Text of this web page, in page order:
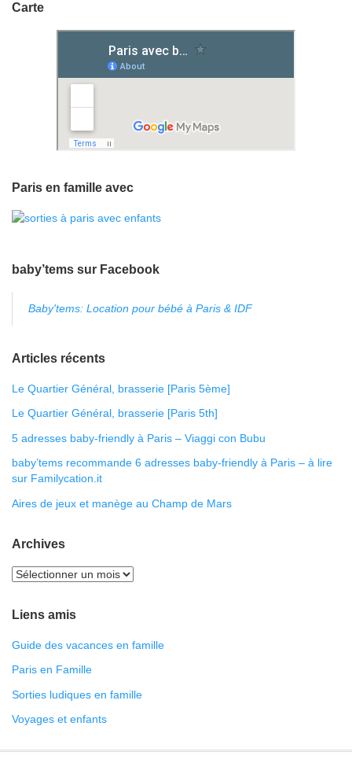
Carte
Paris en famille avec
baby’tems sur Facebook
Baby'tems: Location pour bébé à Paris & IDF
Articles récents
Le Quartier Général, brasserie [Paris 5ème]
Le Quartier Général, brasserie [Paris 5th]
5 adresses baby-friendly à Paris – Viaggi con Bubu
baby’tems recommande 6 adresses baby-friendly à Paris – à lire
sur Familycation.it
Aires de jeux et manège au Champ de Mars
Archives
Liens amis
Guide des vacances en famille
Paris en Famille
Sorties ludiques en famille
Voyages et enfants